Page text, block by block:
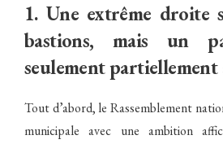
1. Une extrême droite
bastions, mais un
seulement
Tout d’abord, le Rassemblement
municipale avec une ambition